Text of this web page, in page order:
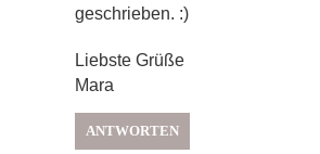
geschrieben. :)
Liebste Grüße
Mara
ANTWORTEN